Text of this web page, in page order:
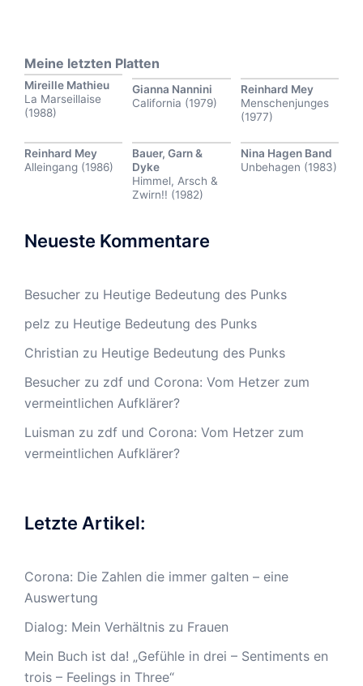
Meine letzten Platten
Mireille Mathieu
La Marseillaise
(1988)
Gianna Nannini
California (1979)
Reinhard Mey
Menschenjunges
(1977)
Reinhard Mey
Alleingang (1986)
Bauer, Garn &
Dyke
Himmel, Arsch &
Zwirn!! (1982)
Nina Hagen Band
Unbehagen (1983)
Neueste Kommentare
Besucher zu Heutige Bedeutung des Punks
pelz zu Heutige Bedeutung des Punks
Christian zu Heutige Bedeutung des Punks
Besucher zu zdf und Corona: Vom Hetzer zum
vermeintlichen Aufklärer?
Luisman zu zdf und Corona: Vom Hetzer zum
vermeintlichen Aufklärer?
Letzte Artikel:
Corona: Die Zahlen die immer galten – eine
Auswertung
Dialog: Mein Verhältnis zu Frauen
Mein Buch ist da! „Gefühle in drei – Sentiments en
trois – Feelings in Three“